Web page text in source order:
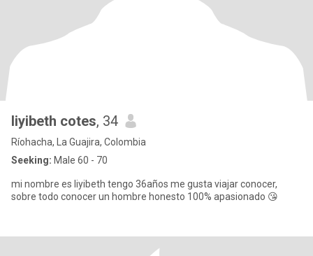
liyibeth cotes, 34
Ríohacha, La Guajira, Colombia
Seeking: Male 60 - 70
mi nombre es liyibeth tengo 36años me gusta viajar conocer,
sobre todo conocer un hombre honesto 100% apasionado 😘